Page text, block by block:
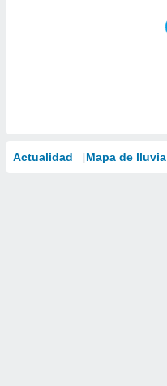
Actualidad Mapa de lluvia